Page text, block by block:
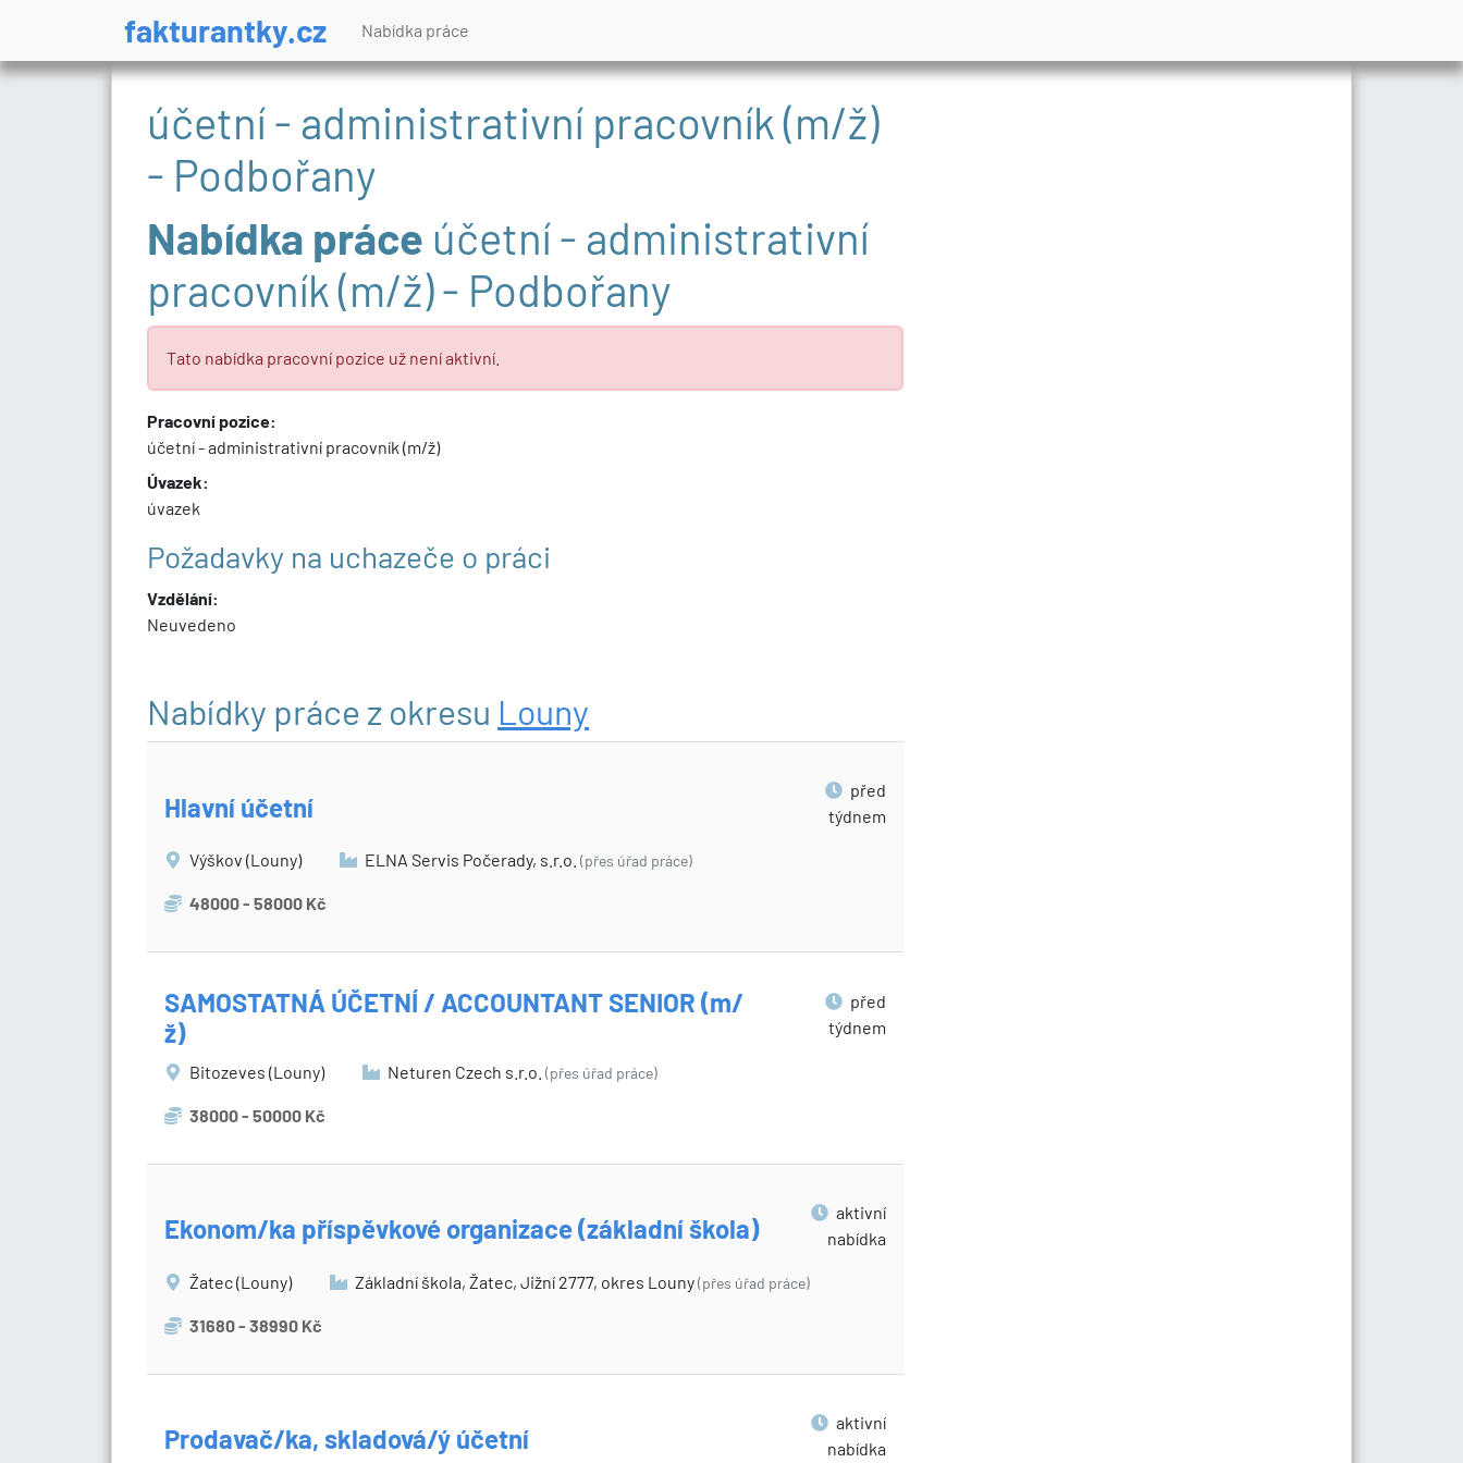
fakturantky.cz Nabídka práce
účetní - administrativní pracovník (m/ž)
- Podbořany
Nabídka práce účetní - administrativní
pracovník (m/ž) - Podbořany
Tato nabídka pracovní pozice už není aktivní.
Pracovní pozice:
účetní - administrativní pracovník (m/ž)
Úvazek:
úvazek
Požadavky na uchazeče o práci
Vzdělání:
Neuvedeno
Nabídky práce z okresu Louny
Hlavní účetní
před
týdnem
Výškov (Louny) ELNA Servis Počerady, s.r.o. (přes úřad práce)
48000 - 58000 Kč
SAMOSTATNÁ ÚČETNÍ / ACCOUNTANT SENIOR (m/
ž)
před
týdnem
Bitozeves (Louny) Neturen Czech s.r.o. (přes úřad práce)
38000 - 50000 Kč
Ekonom/ka příspěvkové organizace (základní škola)
aktivní
nabídka
Žatec (Louny) Základní škola, Žatec, Jižní 2777, okres Louny(přes úřad práce)
31680 - 38990 Kč
Prodavač/ka, skladová/ý účetní
aktivní
nabídka